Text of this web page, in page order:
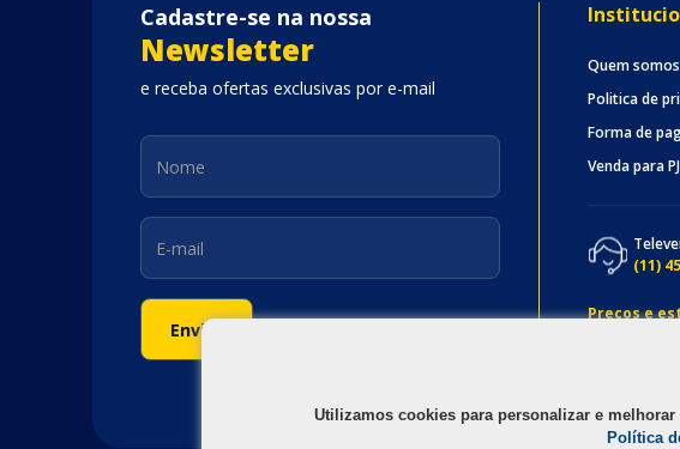
Utilizamos cookies para personalizar e
Política
Cadastre-se na nossa
Newsletter
e receba ofertas exclusivas por e-mail
Quem somos
Politica de
Forma de
Venda para PJ
(11)
Preços e